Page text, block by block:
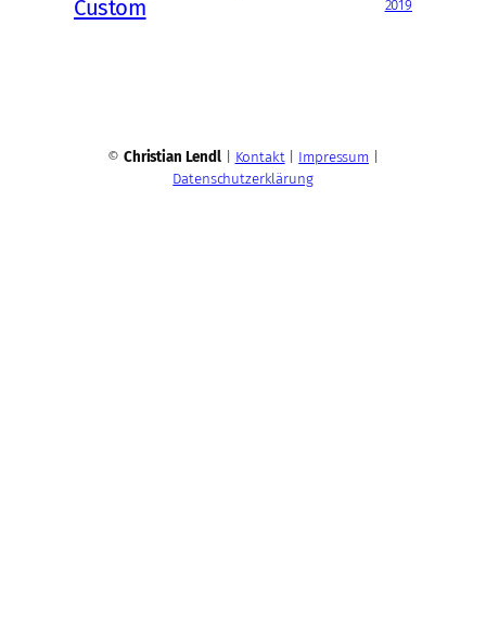
Custom
2019
© Christian Lendl| Kontakt| Impressum
Datenschutzerklärung